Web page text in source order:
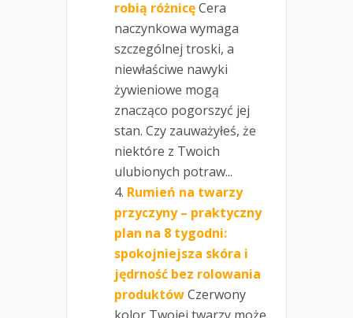
robią różnicęCera
naczynkowa wymaga
szczególnej troski, a
niewłaściwe nawyki
żywieniowe mogą
znacząco pogorszyć jej
stan. Czy zauważyłeś, że
niektóre z Twoich
ulubionych potraw...
Rumień na twarzy
przyczyny – praktyczny
plan na 8 tygodni:
spokojniejsza skóra i
jędrność bez rolowania
produktówCzerwony